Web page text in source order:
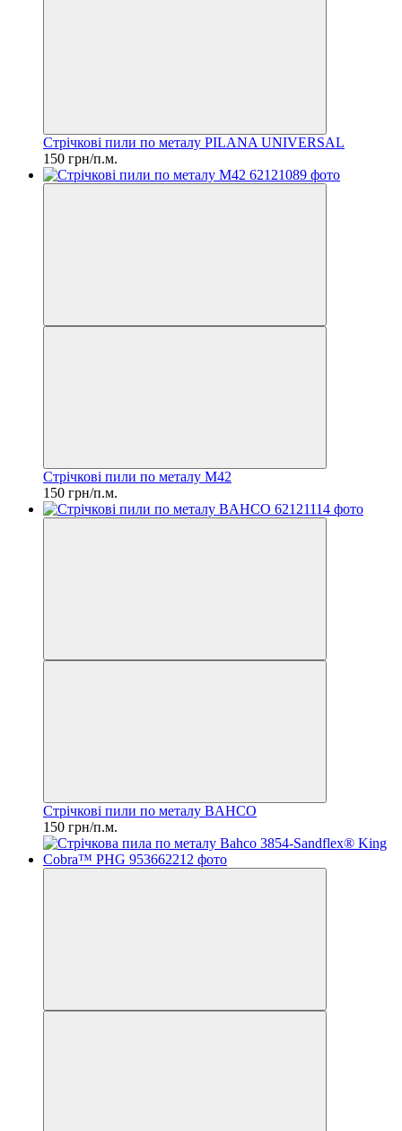
Стрічкові пили по металу PILANA UNIVERSAL
150 грн/п.м.
Стрічкові пили по металу M42
150 грн/п.м.
Стрічкові пили по металу BAHCO
150 грн/п.м.